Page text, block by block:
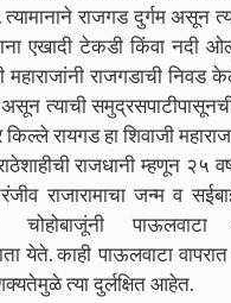
राजगड दुर्गम असून
एखादी टेकडी किंवा नदी
राजगडाची निवड
त्याची
रायगड हा शिवाजी
राजधानी म्हणून २५
राजारामाचा जन्म व
चोहोबाजूंनी
येते. काही पाऊलवाटा
त्या दुर्लक्षित आहेत.